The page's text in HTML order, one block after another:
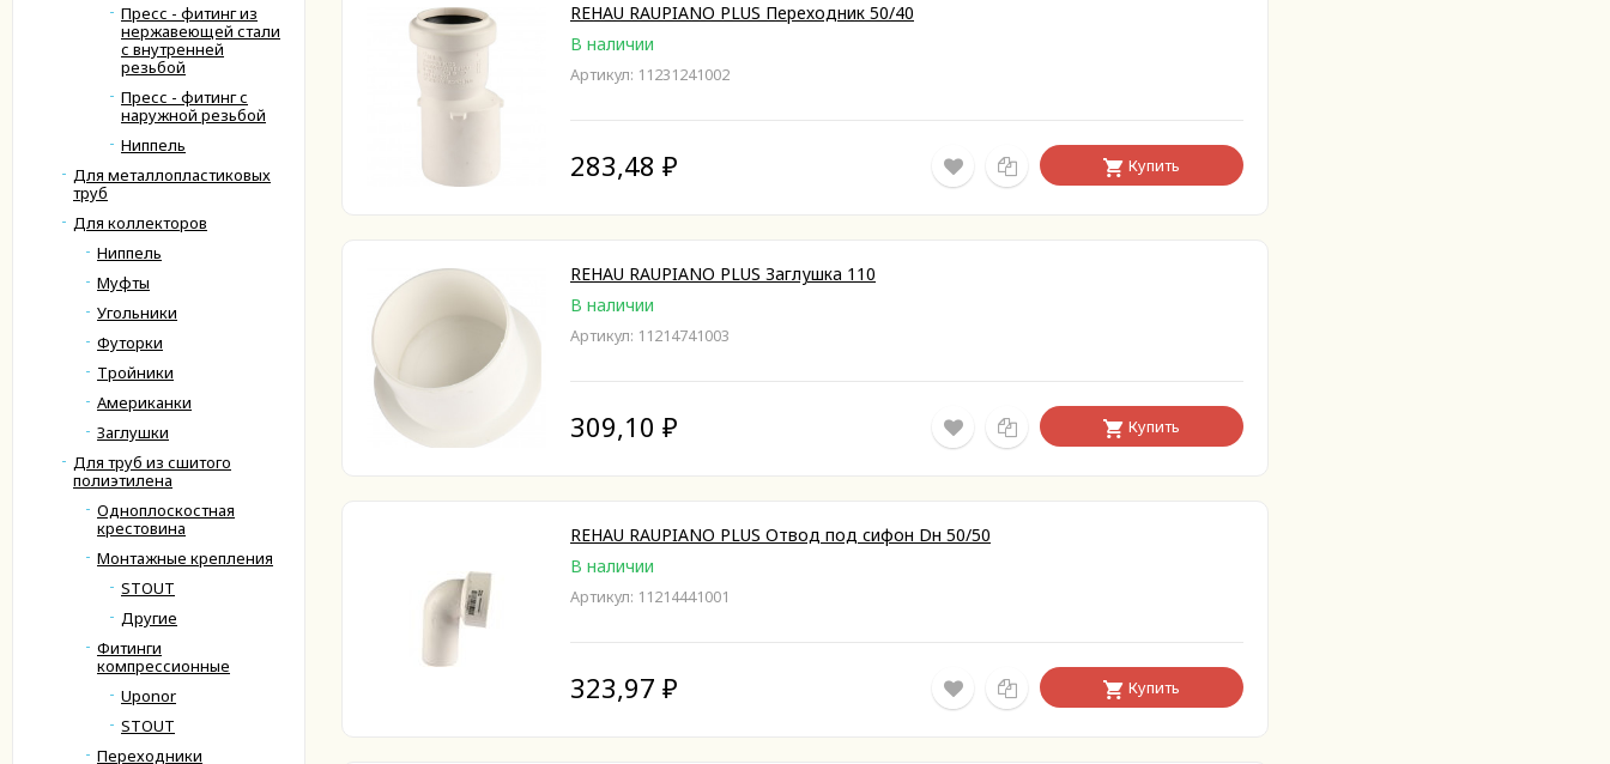
Пресс - фитинг из
нержавеющей стали
с внутренней
резьбой
Пресс - фитинг с
наружной резьбой
Ниппель
Для металлопластиковых
труб
Для коллекторов
Ниппель
Муфты
Угольники
Футорки
Тройники
Американки
Заглушки
Для труб из сшитого
полиэтилена
Одноплоскостная
крестовина
Монтажные крепления
STOUT
Другие
Фитинги
компрессионные
Uponor
STOUT
Переходники
REHAU RAUPIANO PLUS Переходник 50/40
В наличии
Артикул: 11231241002
283,48 ₽ Купить
REHAU RAUPIANO PLUS Заглушка 110
В наличии
Артикул: 11214741003
309,10 ₽ Купить
REHAU RAUPIANO PLUS Отвод под сифон Dн 50/50
В наличии
Артикул: 11214441001
323,97 ₽ Купить